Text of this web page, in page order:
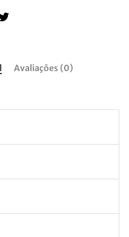
Avaliações (0)